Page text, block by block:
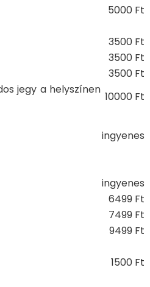
5000 Ft
3500 Ft
3500 Ft
3500 Ft
jegy a helyszínen
10000 Ft
ingyenes
ingyenes
6499 Ft
7499 Ft
9499 Ft
1500 Ft